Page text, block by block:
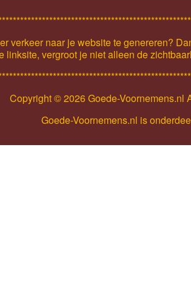
verkeer naar je website te genereren?
vergroot je niet alleen de
Copyright ©2026 Goede-Voornemens.nl
Goede-Voornemens.nl is